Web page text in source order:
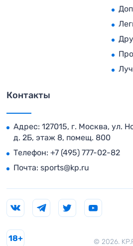
Контакты
Адрес: 127015, г. Москва, ул.
д. 2Б, этаж 8, помещ. 800
Телефон: +7 (495) 777-02-82
Почта: sports@kp.ru
© 2026.
18+